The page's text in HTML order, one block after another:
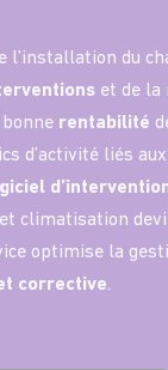
l’installation du
et de la
rentabilité
d’activité liés
climatisation
optimise la
corrective.